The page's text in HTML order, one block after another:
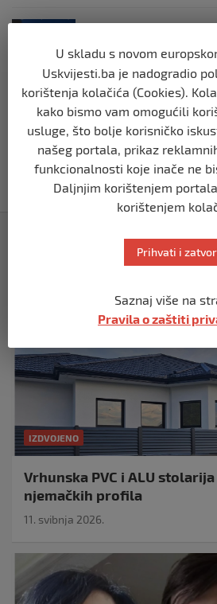
Demantij
unutrašnjih poslova
prije 5 mjeseci
BIH
Akcija SIPA-e:
pomoćni objekti
prije 5 mjeseci
IZDVOJENO
Vrhunska PVC i ALU
njemačkih profila
11. svibnja 2026.
U skladu s novom
Uskvijesti.ba je nadogradio
korištenja kolačića (Cookies).
kako bismo vam omogućili
usluge, što bolje korisničko
našeg portala, prikaz
funkcionalnosti koje inače ne
Daljnjim korištenjem
korištenjem
Prihvati i
Saznaj više na
Pravila o zaštiti